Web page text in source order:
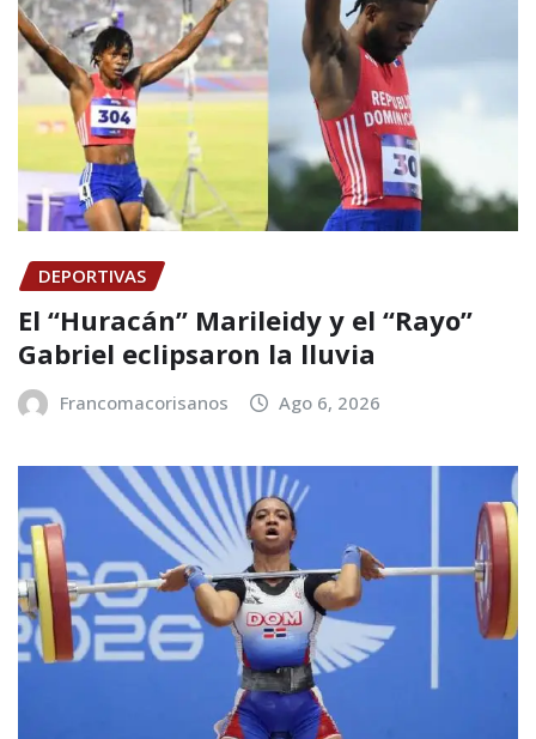
DEPORTIVAS
El “Huracán” Marileidy y el “Rayo”
Gabriel eclipsaron la lluvia
Francomacorisanos Ago 6, 2026